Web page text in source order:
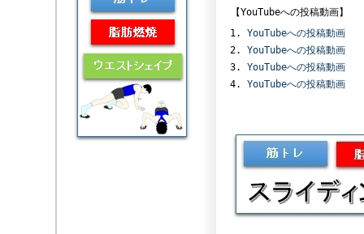
【YouTubeへの投稿動画】
YouTubeへの投稿動画
YouTubeへの投稿動画
YouTubeへの投稿動画
YouTubeへの投稿動画